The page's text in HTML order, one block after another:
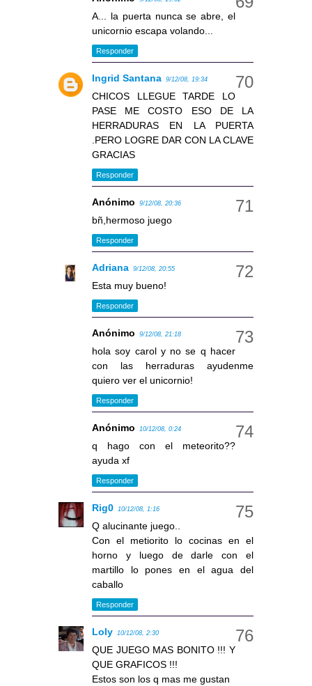
A... la puerta nunca se abre, el
unicornio escapa volando...
Responder
Ingrid Santana 9/12/08, 19:34
CHICOS LLEGUE TARDE LO
PASE ME COSTO ESO DE LA
HERRADURAS EN LA PUERTA
.PERO LOGRE DAR CON LA CLAVE
GRACIAS
Responder
Anónimo 9/12/08, 20:36
bñ,hermoso juego
Responder
Adriana 9/12/08, 20:55
Esta muy bueno!
Responder
Anónimo 9/12/08, 21:18
hola soy carol y no se q hacer
con las herraduras ayudenme
quiero ver el unicornio!
Responder
Anónimo 10/12/08, 0:24
q hago con el meteorito??
ayuda xf
Responder
Rig0 10/12/08, 1:16
Q alucinante juego..
Con el metiorito lo cocinas en el
horno y luego de darle con el
martillo lo pones en el agua del
caballo
Responder
Loly 10/12/08, 2:30
QUE JUEGO MAS BONITO !!! Y
QUE GRAFICOS !!!
Estos son los q mas me gustan